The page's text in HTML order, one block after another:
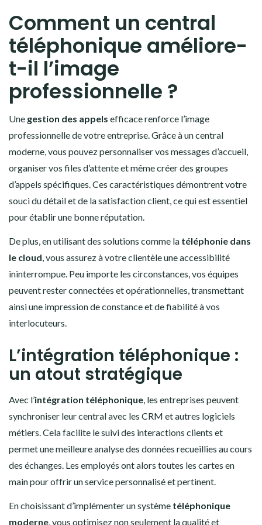
Comment un central
téléphonique améliore-
t-il l’image
professionnelle ?
Une gestion des appels efficace renforce l’image
professionnelle de votre entreprise. Grâce à un central
moderne, vous pouvez personnaliser vos messages d’accueil,
organiser vos files d’attente et même créer des groupes
d’appels spécifiques. Ces caractéristiques démontrent votre
souci du détail et de la satisfaction client, ce qui est essentiel
pour établir une bonne réputation.
De plus, en utilisant des solutions comme la téléphonie dans
le cloud, vous assurez à votre clientèle une accessibilité
ininterrompue. Peu importe les circonstances, vos équipes
peuvent rester connectées et opérationnelles, transmettant
ainsi une impression de constance et de fiabilité à vos
interlocuteurs.
L’intégration téléphonique :
un atout stratégique
Avec l’intégration téléphonique, les entreprises peuvent
synchroniser leur central avec les CRM et autres logiciels
métiers. Cela facilite le suivi des interactions clients et
permet une meilleure analyse des données recueillies au cours
des échanges. Les employés ont alors toutes les cartes en
main pour offrir un service personnalisé et pertinent.
En choisissant d’implémenter un système téléphonique
moderne, vous optimisez non seulement la qualité et